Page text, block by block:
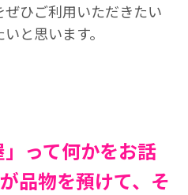
ひご利用いただきたい
と思います。
」って何かをお話
品物を預けて、そ